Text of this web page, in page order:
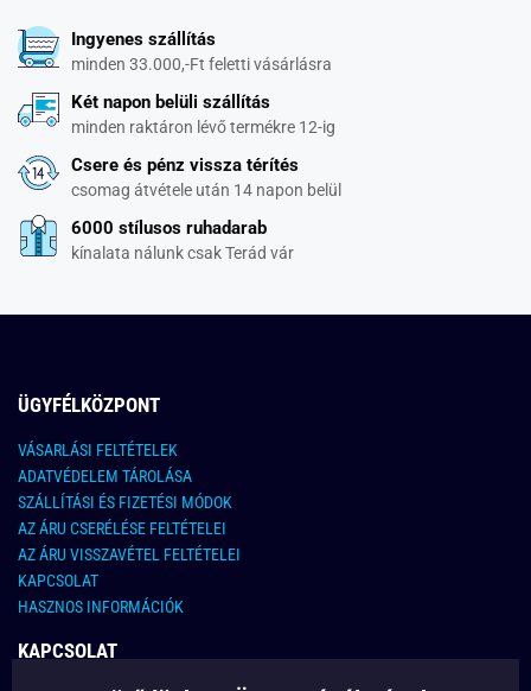
Ingyenes szállítás
minden 33.000,-Ft feletti vásárlásra
Két napon belüli szállítás
minden raktáron lévő termékre 12-ig
Csere és pénz vissza térítés
csomag átvétele után 14 napon belül
6000 stílusos ruhadarab
kínalata nálunk csak Terád vár
ÜGYFÉLKÖZPONT
VÁSARLÁSI FELTÉTELEK
ADATVÉDELEM TÁROLÁSA
SZÁLLÍTÁSI ÉS FIZETÉSI MÓDOK
AZ ÁRU CSERÉLÉSE FELTÉTELEI
AZ ÁRU VISSZAVÉTEL FELTÉTELEI
KAPCSOLAT
HASZNOS INFORMÁCIÓK
KAPCSOLAT